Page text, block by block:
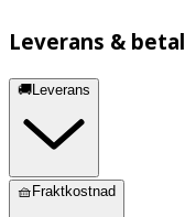
Leverans &
🚚Leverans
🧺Fraktkostnad